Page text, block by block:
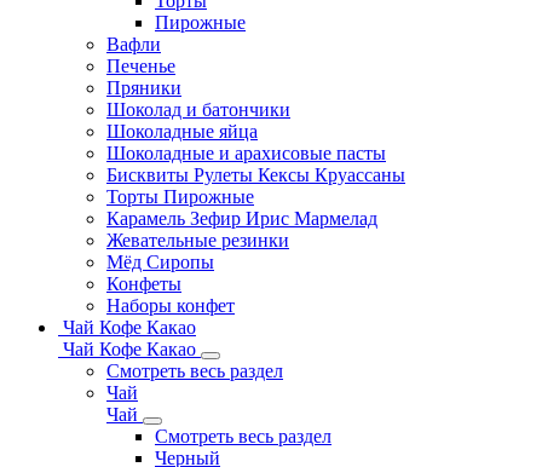
Пирожные
Вафли
Печенье
Пряники
Шоколад и батончики
Шоколадные яйца
Шоколадные и арахисовые пасты
Бисквиты Рулеты Кексы Круассаны
Торты Пирожные
Карамель Зефир Ирис Мармелад
Жевательные резинки
Мёд Сиропы
Конфеты
Наборы конфет
Чай Кофе Какао
Чай Кофе Какао
Смотреть весь раздел
Чай
Чай
Смотреть весь раздел
Черный